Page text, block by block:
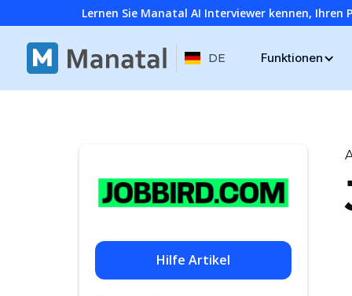
Lernen Sie Manatal AI Interviewer kennen,
DE Funktionen
Hilfe Artikel